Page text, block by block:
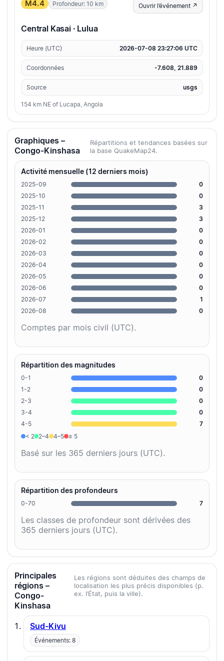
M4.4 Profondeur: 10 km Ouvrir l’événement ↗
Central Kasai · Lulua
Heure (UTC) 2026-07-08 23:27:06 UTC
Coordonnées -7.608, 21.889
Source usgs
154 km NE of Lucapa, Angola
Graphiques –
Congo-Kinshasa
Répartitions et tendances basées sur
la base QuakeMap24.
Activité mensuelle (12 derniers mois)
2025-09
0
2025-10
0
2025-11
3
2025-12
3
2026-01
0
2026-02
0
2026-03
0
2026-04
0
2026-05
0
2026-06
0
2026-07
1
2026-08
0
Comptes par mois civil (UTC).
Répartition des magnitudes
0-1
0
1-2
0
2-3
0
3-4
0
4-5
7
< 2
2–4 4–5 ≥ 5
Basé sur les 365 derniers jours (UTC).
Répartition des profondeurs
0-70 7
Les classes de profondeur sont dérivées des
365 derniers jours (UTC).
Principales
régions –
Congo-
Kinshasa
Les régions sont déduites des champs de
localisation les plus précis disponibles (p.
ex. l’État, puis la ville).
Sud-Kivu
Événements: 8